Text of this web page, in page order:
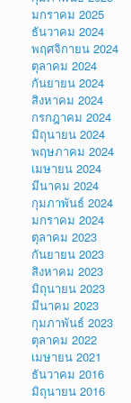
มกราคม 2025
ธันวาคม 2024
พฤศจิกายน 2024
ตุลาคม 2024
กันยายน 2024
สิงหาคม 2024
กรกฎาคม 2024
มิถุนายน 2024
พฤษภาคม 2024
เมษายน 2024
มีนาคม 2024
กุมภาพันธ์ 2024
มกราคม 2024
ตุลาคม 2023
กันยายน 2023
สิงหาคม 2023
มิถุนายน 2023
มีนาคม 2023
กุมภาพันธ์ 2023
ตุลาคม 2022
เมษายน 2021
ธันวาคม 2016
มิถุนายน 2016